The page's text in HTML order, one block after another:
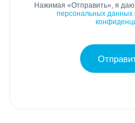
Нажимая «Отправить», я даю
персональных данных